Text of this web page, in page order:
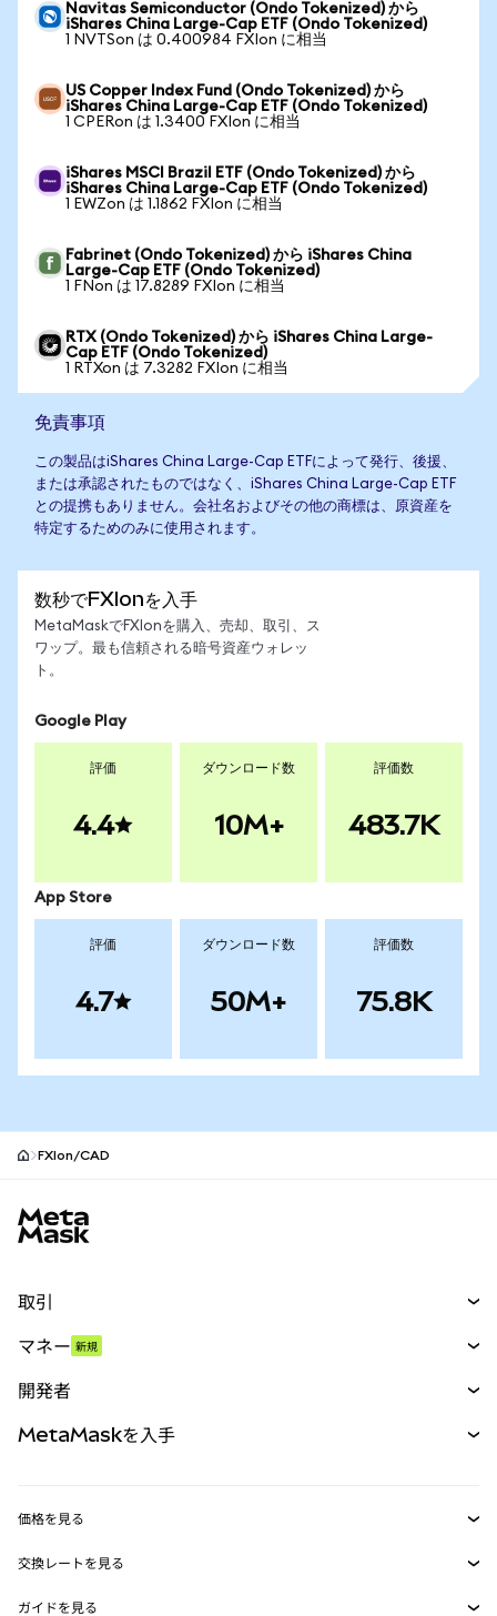
Navitas Semiconductor (Ondo Tokenized) から
iShares China Large-Cap ETF (Ondo Tokenized)
1 NVTSon は 0.400984 FXIon に相当
US Copper Index Fund (Ondo Tokenized) から
iShares China Large-Cap ETF (Ondo Tokenized)
1 CPERon は 1.3400 FXIon に相当
iShares MSCI Brazil ETF (Ondo Tokenized) から
iShares China Large-Cap ETF (Ondo Tokenized)
1 EWZon は 1.1862 FXIon に相当
Fabrinet (Ondo Tokenized) から iShares China
Large-Cap ETF (Ondo Tokenized)
1 FNon は 17.8289 FXIon に相当
RTX (Ondo Tokenized) から iShares China Large-
Cap ETF (Ondo Tokenized)
1 RTXon は 7.3282 FXIon に相当
免責事項
この製品はiShares China Large-Cap ETFによって発行、後援、
または承認されたものではなく、iShares China Large-Cap ETF
との提携もありません。会社名およびその他の商標は、原資産を
特定するためのみに使用されます。
数秒でFXIonを入手
MetaMaskでFXIonを購入、売却、取引、ス
ワップ。最も信頼される暗号資産ウォレッ
ト。
Google Play
評価
4.4
ダウンロード数
10M+
評価数
483.7K
App Store
評価
4.7
ダウンロード数
50M+
評価数
75.8K
FXIon/CAD
取引
パーペチュアル
RWA
マネー 新規
開発者
MetaMask Connect
MetaMaskを入手
価格を見る
イーサリアムの価格
Solanaの価格
交換レートを見る
ガイドを見る